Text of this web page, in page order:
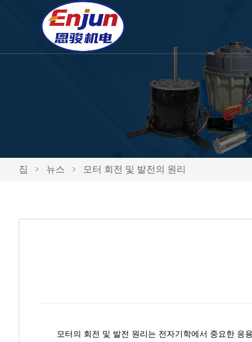
집 > 뉴스 > 모터 회전 및 발전의 원리
모터의 회전 및 발전 원리는 전자기학에서 중요한 응